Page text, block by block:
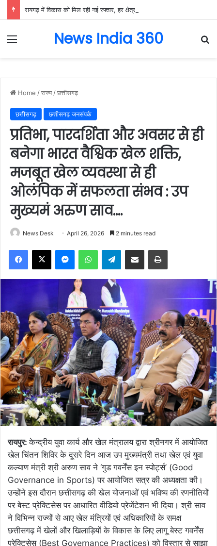
Menu News India 360
Home /राज्य /छत्तीसगढ़
छत्तीसगढ़ छत्तीसगढ़ जनसंपर्क
प्रतिभा, पारदर्शिता और अवसर से ही
बनेगा भारत वैश्विक खेल शक्ति,
मजबूत खेल व्यवस्था से ही
ओलंपिक में सफलता संभव : उप
मुख्यमं अरुण साव….
News Desk April 26, 2026 2 minutes read
Facebook
X MessengerWhatsAppTelegramShare via Email Print
रायपुर:केन्द्रीय युवा कार्य और खेल मंत्रालय द्वारा श्रीनगर में आयोजित
खेल चिंतन शिविर के दूसरे दिन आज उप मुख्यमंत्री तथा खेल एवं युवा
कल्याण मंत्री श्री अरुण साव ने ‘गुड गवर्नेंस इन स्पोर्ट्स’ (Good
Governance in Sports) पर आयोजित सत्र की अध्यक्षता की।
उन्होंने इस दौरान छत्तीसगढ़ की खेल योजनाओं एवं भविष्य की रणनीतियों
पर बेस्ट प्रेक्टिसेस पर आधारित वीडियो प्रेजेंटेशन भी दिया। श्री साव
ने विभिन्न राज्यों से आए खेल मंत्रियों एवं अधिकारियों के समक्ष
छत्तीसगढ़ में खेलों और खिलाड़ियों के विकास के लिए लागू बेस्ट गवर्नेंस
प्रेक्टिसेस (Best Governance Practices) को विस्तार से साझा